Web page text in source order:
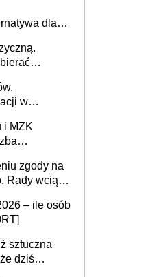
dla
w
i MZK
zgody na
Rady wciąż
– ile osób
sztuczna
dziś